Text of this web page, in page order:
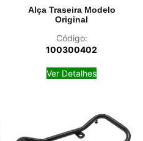
Alça Traseira Modelo
Original
Código:
100300402
Ver Detalhes